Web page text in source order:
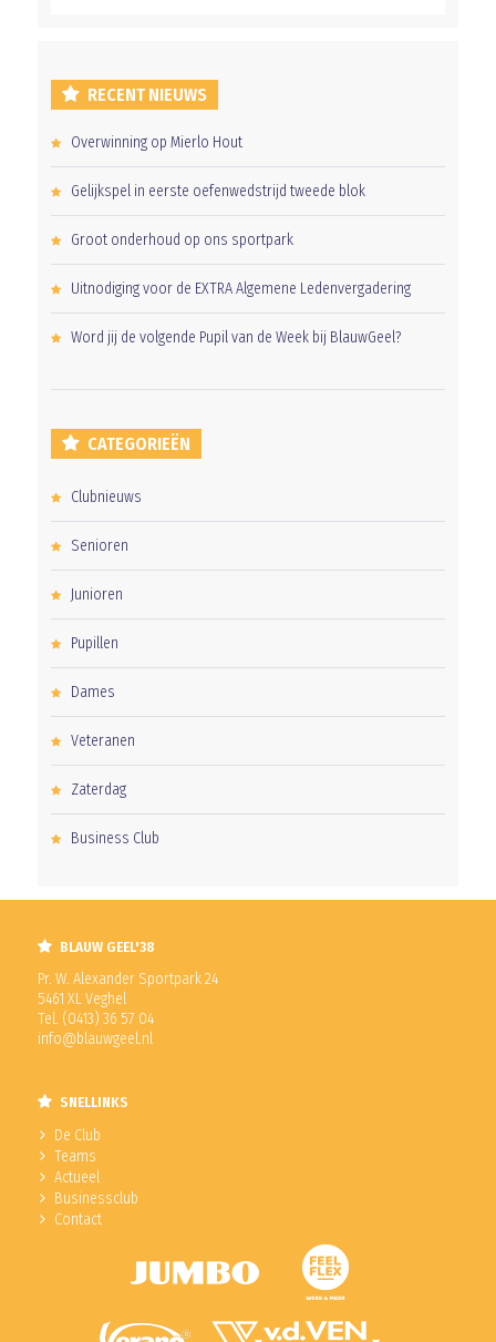
RECENT NIEUWS
Overwinning op Mierlo Hout
Gelijkspel in eerste oefenwedstrijd tweede blok
Groot onderhoud op ons sportpark
Uitnodiging voor de EXTRA Algemene Ledenvergadering
Word jij de volgende Pupil van de Week bij BlauwGeel?
CATEGORIEËN
Clubnieuws
Senioren
Junioren
Pupillen
Dames
Veteranen
Zaterdag
Business Club
BLAUW GEEL'38
Pr. W. Alexander Sportpark 24
5461 XL Veghel
Tel. (0413) 36 57 04
info@blauwgeel.nl
SNELLINKS
De Club
Teams
Actueel
Businessclub
Contact